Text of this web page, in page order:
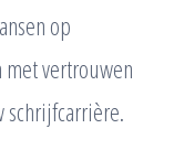
op
vertrouwen
schrijfcarrière.